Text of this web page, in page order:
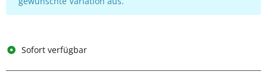
Sofort verfügbar